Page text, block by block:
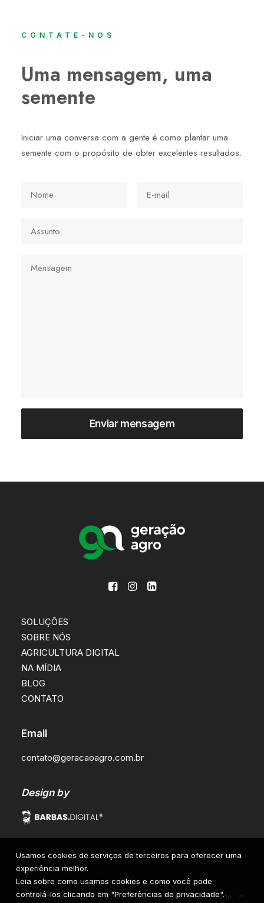
CONTATE-NOS
Uma mensagem, uma
semente
Iniciar uma conversa com a gente é como plantar uma
semente com o propósito de obter excelentes resultados.
SOLUÇÕES
SOBRE NÓS
AGRICULTURA DIGITAL
NA MÍDIA
BLOG
CONTATO
Email
contato@geracaoagro.com.br
Design by
Direitos autorais©2026• Todos os direitos reservados
Usamos cookies de serviços de terceiros para oferecer uma
experiência melhor.
Leia sobre como usamos cookies e como você pode
controlá-los clicando em "Preferências de privacidade".